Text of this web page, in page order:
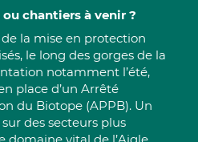
chantiers à venir ?
la mise en protection
le long des gorges de la
notamment l’été,
place d’un Arrêté
du Biotope (APPB). Un
des secteurs plus